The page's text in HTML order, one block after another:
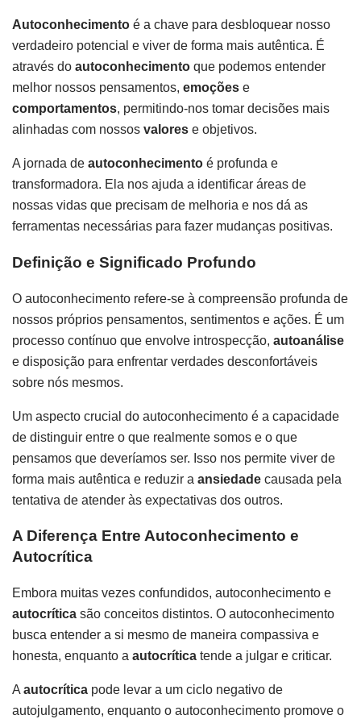
Autoconhecimento é a chave para desbloquear nosso
verdadeiro potencial e viver de forma mais autêntica. É
através do autoconhecimento que podemos entender
melhor nossos pensamentos, emoções e
comportamentos, permitindo-nos tomar decisões mais
alinhadas com nossos valores e objetivos.
A jornada de autoconhecimento é profunda e
transformadora. Ela nos ajuda a identificar áreas de
nossas vidas que precisam de melhoria e nos dá as
ferramentas necessárias para fazer mudanças positivas.
Definição e Significado Profundo
O autoconhecimento refere-se à compreensão profunda de
nossos próprios pensamentos, sentimentos e ações. É um
processo contínuo que envolve introspecção, autoanálise
e disposição para enfrentar verdades desconfortáveis
sobre nós mesmos.
Um aspecto crucial do autoconhecimento é a capacidade
de distinguir entre o que realmente somos e o que
pensamos que deveríamos ser. Isso nos permite viver de
forma mais autêntica e reduzir a ansiedade causada pela
tentativa de atender às expectativas dos outros.
A Diferença Entre Autoconhecimento e
Autocrítica
Embora muitas vezes confundidos, autoconhecimento e
autocrítica são conceitos distintos. O autoconhecimento
busca entender a si mesmo de maneira compassiva e
honesta, enquanto a autocrítica tende a julgar e criticar.
A autocrítica pode levar a um ciclo negativo de
autojulgamento, enquanto o autoconhecimento promove o